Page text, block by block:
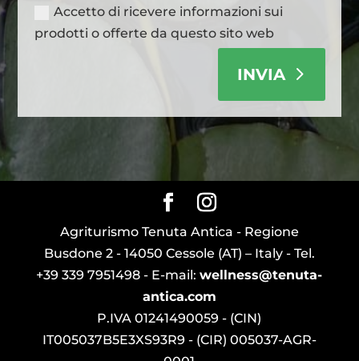
Accetto di ricevere informazioni sui
prodotti o offerte da questo sito web
INVIA
Agriturismo Tenuta Antica - Regione
Busdone 2 - 14050 Cessole (AT) – Italy - Tel.
+39 339 7951498 - E-mail:wellness@tenuta-
antica.com
P.IVA 01241490059 - (CIN)
IT005037B5E3XS93R9 - (CIR) 005037-AGR-